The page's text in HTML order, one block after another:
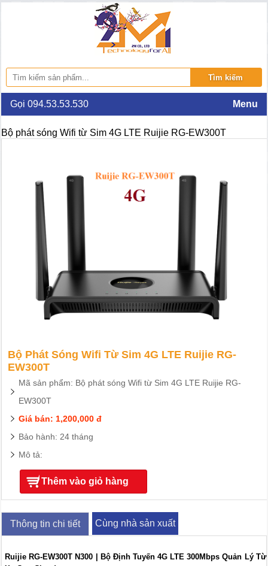
Gọi 094.53.53.530 Menu
Bộ phát sóng Wifi từ Sim 4G LTE Ruijie RG-EW300T
Bộ Phát Sóng Wifi Từ Sim 4G LTE Ruijie RG-
EW300T
Mã sản phẩm: Bộ phát sóng Wifi từ Sim 4G LTE Ruijie RG-
EW300T
Giá bán: 1,200,000 đ
Bảo hành: 24 tháng
Mô tả:
Thêm vào giỏ hàng
Thông tin chi tiết Cùng nhà sản xuất
Ruijie RG-EW300T N300 | Bộ Định Tuyến 4G LTE 300Mbps Quản Lý Từ